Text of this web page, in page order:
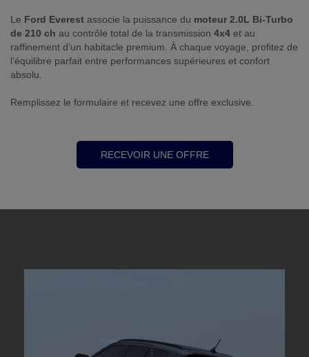
Le Ford Everest associe la puissance du moteur 2.0L Bi-Turbo
de 210 ch au contrôle total de la transmission 4x4 et au
raffinement d’un habitacle premium. À chaque voyage, profitez de
l’équilibre parfait entre performances supérieures et confort
absolu.
Remplissez le formulaire et recevez une offre exclusive.
RECEVOIR UNE OFFRE